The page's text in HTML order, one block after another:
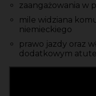
zaangażowania w
mile widziana
niemieckiego
prawo jazdy oraz
dodatkowym